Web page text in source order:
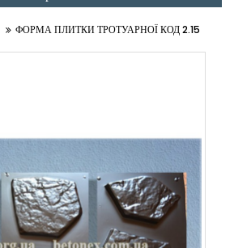
ФОРМА ПЛИТКИ ТРОТУАРНОЇ КОД 2.15